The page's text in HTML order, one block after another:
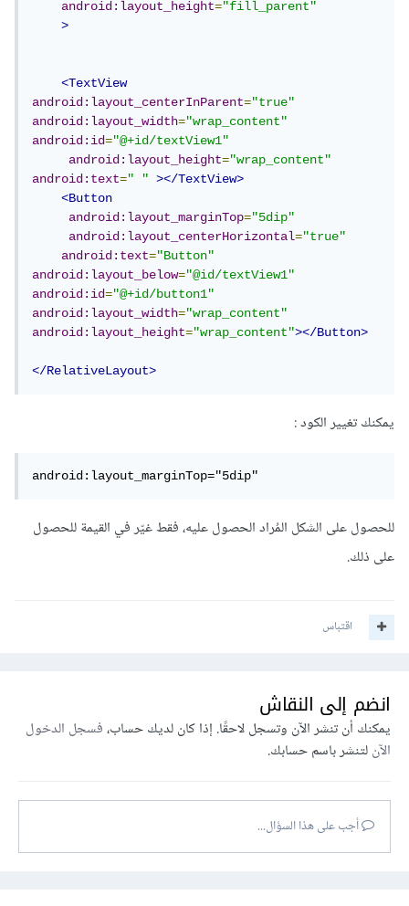
android:layout_height="fill_parent"
>
<TextView
android:layout_centerInParent="true"
android:layout_width="wrap_content"
android:id="@+id/textView1"
android:layout_height="wrap_content"
android:text=" "
></TextView>
<Button
android:layout_marginTop="5dip"
android:layout_centerHorizontal="true"
android:text="Button"
android:layout_below="@id/textView1"
android:id="@+id/button1"
android:layout_width="wrap_content"
android:layout_height="wrap_content"></Button>
</RelativeLayout>
يمكنك تغيير الكود :
android:layout_marginTop="5dip"
للحصول على الشكل المُراد الحصول عليه، فقط غيّر في القيمة للحصول
على ذلك.
اقتباس
انضم إلى النقاش
يمكنك أن تنشر الآن وتسجل لاحقًا. إذا كان لديك حساب،فسجل الدخول
الآنلتنشر باسم حسابك.
أجب على هذا السؤال...